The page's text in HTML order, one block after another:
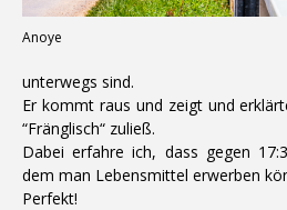
Anoye
unterwegs sind.
Er kommt raus und zeigt und
“Fränglisch“ zuließ.
Dabei erfahre ich, dass gegen
dem man Lebensmittel erwerben
Perfekt!